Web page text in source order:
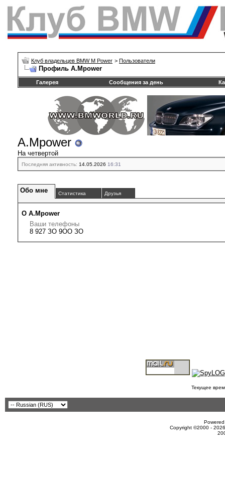
Клуб владельцев BMW M Power > Пользователи
Профиль A.Mpower
Галерея Сообщения за день
A.Mpower
На четвертой
Последняя активность: 14.05.2026 16:31
Обо мне Статистика Друзья
О A.Mpower
Ваши телефоны
8 927 ЗО 9ОО ЗО
Текущее
Copyright ©2000 -